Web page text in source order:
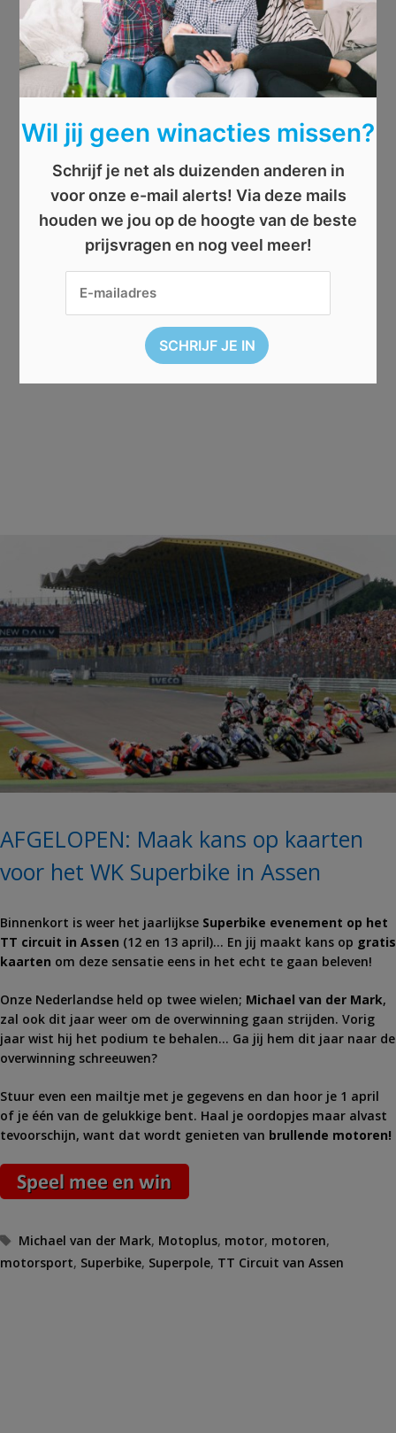
AFGELOPEN: Maak kans op kaarten
voor het WK Superbike in Assen
Binnenkort is weer het jaarlijkse Superbike evenement op het
TT circuit in Assen (12 en 13 april)… En jij maakt kans op gratis
kaarten om deze sensatie eens in het echt te gaan beleven!
Onze Nederlandse held op twee wielen; Michael van der Mark,
zal ook dit jaar weer om de overwinning gaan strijden. Vorig
jaar wist hij het podium te behalen… Ga jij hem dit jaar naar de
overwinning schreeuwen?
Stuur even een mailtje met je gegevens en dan hoor je 1 april
of je één van de gelukkige bent. Haal je oordopjes maar alvast
tevoorschijn, want dat wordt genieten van brullende motoren!
Tags
Michael van der Mark, Motoplus, motor, motoren,
motorsport, Superbike, Superpole, TT Circuit van Assen
Wil jij geen winacties missen?
Schrijf je net als duizenden anderen in
voor onze e-mail alerts! Via deze mails
houden we jou op de hoogte van de beste
prijsvragen en nog veel meer!